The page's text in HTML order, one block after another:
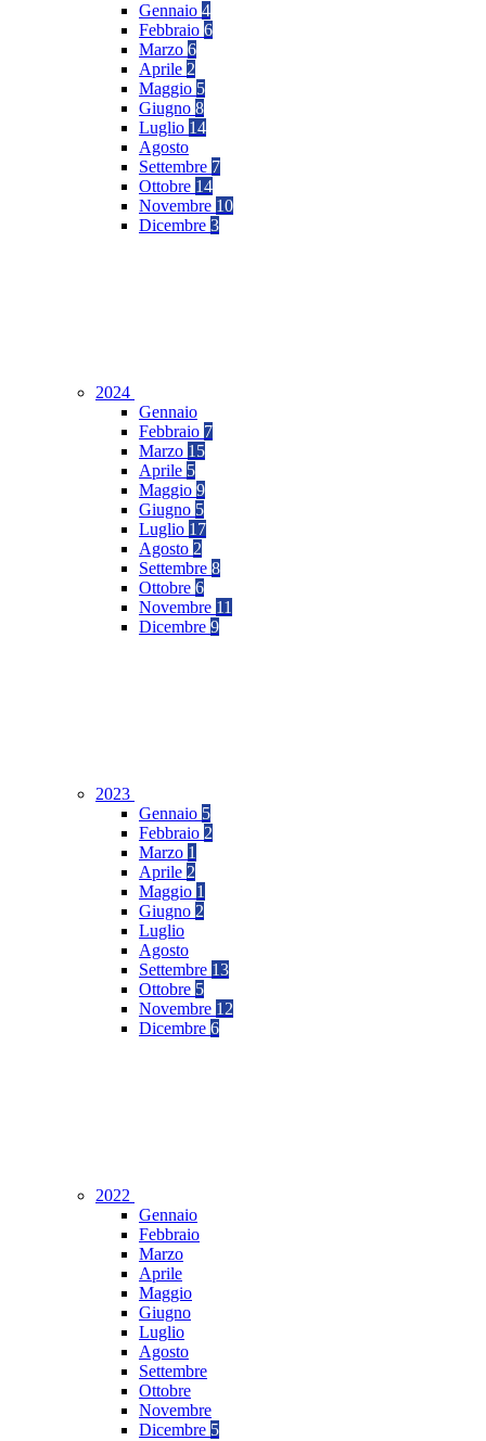
Gennaio 4
Febbraio 6
Marzo 6
Aprile 2
Maggio 5
Giugno 8
Luglio 14
Agosto
Settembre 7
Ottobre 14
Novembre 10
Dicembre 3
2024
Gennaio
Febbraio 7
Marzo 15
Aprile 5
Maggio 9
Giugno 5
Luglio 17
Agosto 2
Settembre 8
Ottobre 6
Novembre 11
Dicembre 9
2023
Gennaio 5
Febbraio 2
Marzo 1
Aprile 2
Maggio 1
Giugno 2
Luglio
Agosto
Settembre 13
Ottobre 5
Novembre 12
Dicembre 6
2022
Gennaio
Febbraio
Marzo
Aprile
Maggio
Giugno
Luglio
Agosto
Settembre
Ottobre
Novembre
Dicembre 5